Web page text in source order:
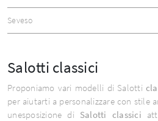
Seveso
Salotti classici
Proponiamo vari modelli di Salotti
per aiutarti a personalizzare con stile
unesposizione di Salotti classici